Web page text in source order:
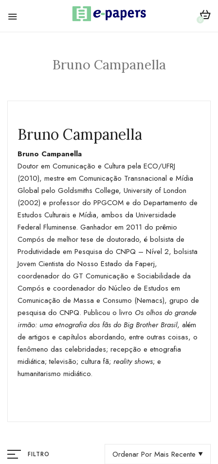
0
Bruno Campanella
Bruno Campanella
Bruno Campanella
Doutor em Comunicação e Cultura pela ECO/UFRJ
(2010), mestre em Comunicação Transnacional e Mídia
Global pelo Goldsmiths College, University of London
(2002) e professor do PPGCOM e do Departamento de
Estudos Culturais e Mídia, ambos da Universidade
Federal Fluminense. Ganhador em 2011 do prêmio
Compós de melhor tese de doutorado, é bolsista de
Produtividade em Pesquisa do CNPQ – Nível 2, bolsista
Jovem Cientista do Nosso Estado da Faperj,
coordenador do GT Comunicação e Sociabilidade da
Compós e coordenador do Núcleo de Estudos em
Comunicação de Massa e Consumo (­Nemacs), grupo de
pesquisa do CNPQ. Publicou o livro Os olhos do grande
irmão: uma etnografia dos fãs do Big Brother Brasil, além
de artigos e capítulos abordando, entre outras coisas, o
fenômeno das celebridades; recepção e etnografia
midiática; televisão; cultura fã; reality shows; e
humanitarismo midiático.
FILTRO Ordenar Por Mais Recente